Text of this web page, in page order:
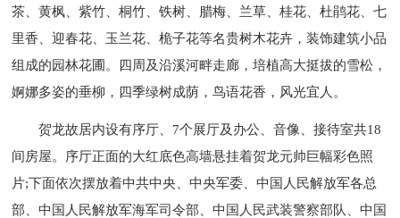
茶、黄枫、紫竹、桐竹、铁树、腊梅、兰草、桂花、杜鹃花、七
里香、迎春花、玉兰花、桅子花等名贵树木花卉，装饰建筑小品
组成的园林花圃。四周及沿溪河畔走廊，培植高大挺拔的雪松，
婀娜多姿的垂柳，四季绿树成荫，鸟语花香，风光宜人。
贺龙故居内设有序厅、7个展厅及办公、音像、接待室共18
间房屋。序厅正面的大红底色高墙悬挂着贺龙元帅巨幅彩色照
片;下面依次摆放着中共中央、中央军委、中国人民解放军各总
部、中国人民解放军海军司令部、中国人民武装警察部队、中国